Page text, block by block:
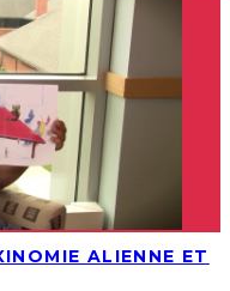
ALIENNE ET